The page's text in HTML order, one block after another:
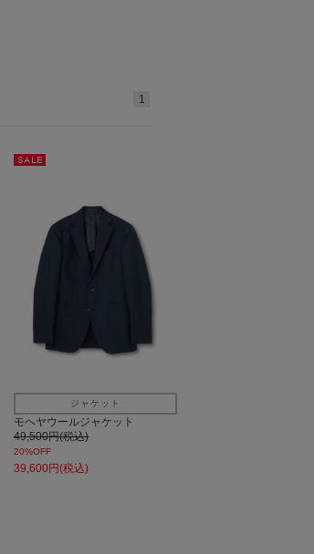
1
ジャケット
モヘヤウールジャケット
49,500円(税込)
20%OFF
39,600円(税込)